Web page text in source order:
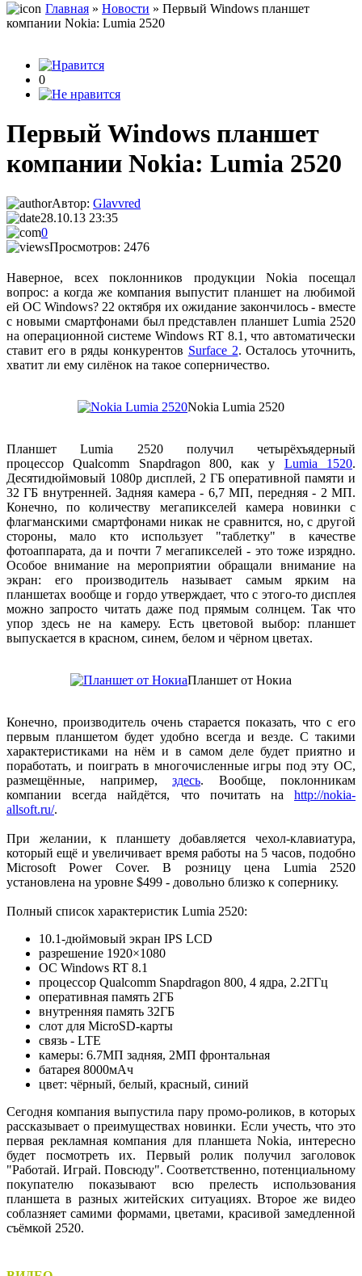
Главная » Новости » Первый Windows планшет
компании Nokia: Lumia 2520
0
Первый Windows планшет
компании Nokia: Lumia 2520
Автор: Glavvred
28.10.13 23:35
0
Просмотров: 2476
Наверное, всех поклонников продукции Nokia посещал
вопрос: а когда же компания выпустит планшет на любимой
ей ОС Windows? 22 октября их ожидание закончилось - вместе
с новыми смартфонами был представлен планшет Lumia 2520
на операционной системе Windows RT 8.1, что автоматически
ставит его в ряды конкурентов Surface 2. Осталось уточнить,
хватит ли ему силёнок на такое соперничество.
Nokia Lumia 2520
ПланшетLumia 2520 получил четырёхъядерный
процессорQualcomm Snapdragon 800, как у Lumia 1520.
Десятидюймовый 1080p дисплей, 2 ГБ оперативной памяти и
32 ГБ внутренней. Задняя камера - 6,7 МП, передняя - 2 МП.
Конечно, по количеству мегапикселей камера новинки с
флагманскими смартфонами никак не сравнится, но, с другой
стороны, мало кто использует "таблетку" в качестве
фотоаппарата, да и почти 7 мегапикселей - это тоже изрядно.
Особое внимание на мероприятии обращали внимание на
экран: его производитель называет самым ярким на
планшетах вообще и гордо утверждает, что с этого-то дисплея
можно запросто читать даже под прямым солнцем. Так что
упор здесь не на камеру. Есть цветовой выбор: планшет
выпускается в красном, синем, белом и чёрном цветах.
Планшет от Нокиа
Конечно, производитель очень старается показать, что с его
первым планшетом будет удобно всегда и везде. С такими
характеристиками на нём и в самом деле будет приятно и
поработать, и поиграть в многочисленные игры под эту ОС,
размещённые, например, здесь. Вообще, поклонникам
компании всегда найдётся, что почитать на http://nokia-
allsoft.ru/.
При желании, к планшету добавляется чехол-клавиатура,
который ещё и увеличивает время работы на 5 часов, подобно
Microsoft Power Cover. В розницу цена Lumia 2520
установлена на уровне $499 - довольно близко к сопернику.
Полный список характеристик Lumia 2520:
10.1-дюймовый экран IPS LCD
разрешение 1920×1080
ОС Windows RT 8.1
процессор Qualcomm Snapdragon 800, 4 ядра, 2.2ГГц
оперативная память 2ГБ
внутренняя память 32ГБ
слот для MicroSD-карты
связь - LTE
камеры: 6.7MП задняя, 2MП фронтальная
батарея 8000мАч
цвет: чёрный, белый, красный, синий
Сегодня компания выпустила пару промо-роликов, в которых
рассказывает о преимуществах новинки. Если учесть, что это
первая рекламная компания для планшета Nokia, интересно
будет посмотреть их. Первый ролик получил заголовок
"Работай. Играй. Повсюду". Соответственно, потенциальному
покупателю показывают всю прелесть использования
планшета в разных житейских ситуациях. Второе же видео
соблазняет самими формами, цветами, красивой замедленной
съёмкой 2520.